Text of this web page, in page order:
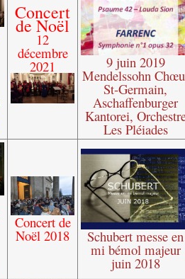
Concert
de Noël
12
décembre
2021 9 juin 2019
Mendelssohn
St-Germain,
Aschaffenburger
Kantorei,
Les Pléiades
Concert de
Noël 2018 Schubert messe en
mi bémol majeur
juin 2018